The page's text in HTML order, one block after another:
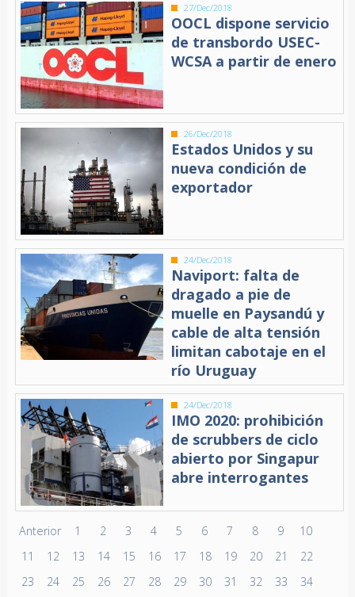
27/Dec/2018
OOCL dispone servicio
de transbordo USEC-
WCSA a partir de enero
26/Dec/2018
Estados Unidos y su
nueva condición de
exportador
24/Dec/2018
Naviport: falta de
dragado a pie de
muelle en Paysandú y
cable de alta tensión
limitan cabotaje en el
río Uruguay
24/Dec/2018
IMO 2020: prohibición
de scrubbers de ciclo
abierto por Singapur
abre interrogantes
Anterior 1 2 3 4 5 6 7 8 9
10
11
12 13 14 15 16 17 18 19 20 21
22
23
24 25 26 27 28 29 30 31 32 33 34